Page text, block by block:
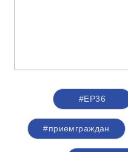
#ЕР36
#приемграждан